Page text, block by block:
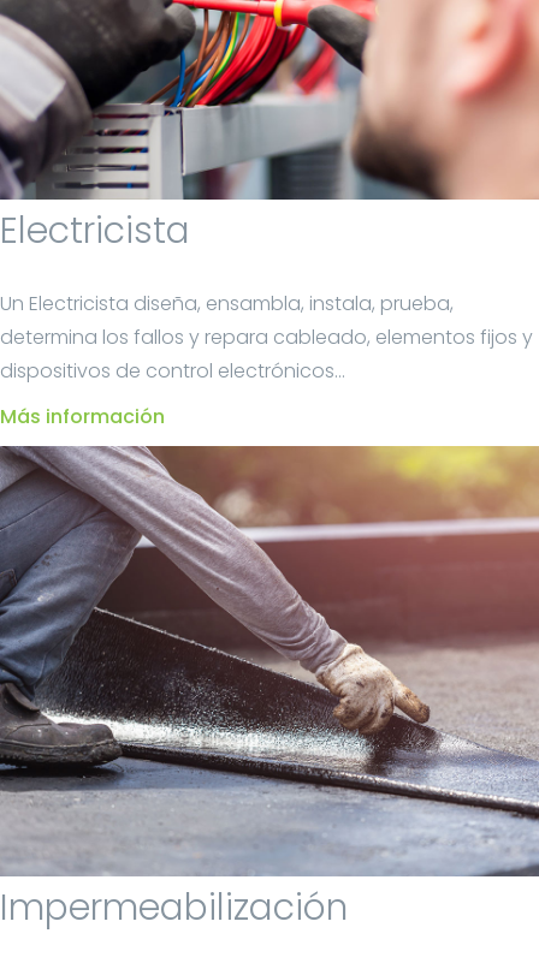
Electricista
Un Electricista diseña, ensambla, instala, prueba,
determina los fallos y repara cableado, elementos fijos y
dispositivos de control electrónicos...
Más información
Impermeabilización